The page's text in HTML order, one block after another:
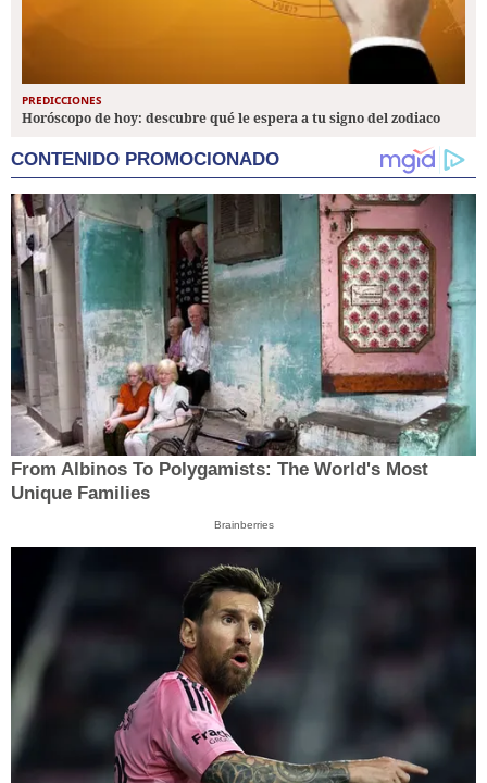
PREDICCIONES
Horóscopo de hoy: descubre qué le espera a tu signo del zodiaco
CONTENIDO PROMOCIONADO
From Albinos To Polygamists: The World's Most
Unique Families
Brainberries